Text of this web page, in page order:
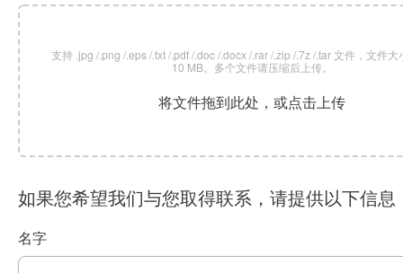
支持 .jpg /.png /.eps /.txt /.pdf /.doc /.docx /.rar /.zip /.7z /.tar 文件，文件大
10 MB。多个文件请压缩后上传。
将文件拖到此处，或点击上传
如果您希望我们与您取得联系，请提供以下信息
名字